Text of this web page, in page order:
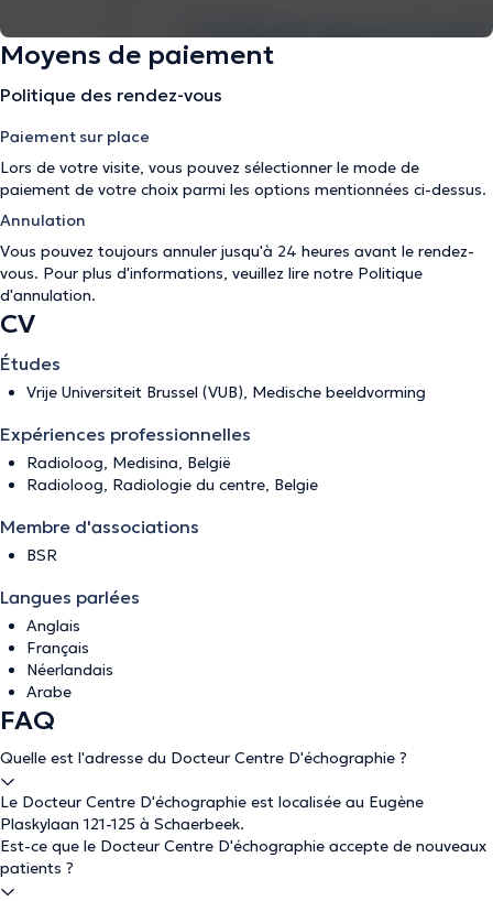
Moyens de paiement
Politique des rendez-vous
Paiement sur place
Lors de votre visite, vous pouvez sélectionner le mode de
paiement de votre choix parmi les options mentionnées ci-dessus.
Annulation
Vous pouvez toujours annuler jusqu'à 24 heures avant le rendez-
vous. Pour plus d'informations, veuillez lire notre Politique
d'annulation.
CV
Études
Vrije Universiteit Brussel (VUB), Medische beeldvorming
Expériences professionnelles
Radioloog, Medisina, België
Radioloog, Radiologie du centre, Belgie
Membre d'associations
BSR
Langues parlées
Anglais
Français
Néerlandais
Arabe
FAQ
Quelle est l'adresse du Docteur Centre D'échographie ?
Le Docteur Centre D'échographie est localisée au Eugène
Plaskylaan 121-125 à Schaerbeek.
Est-ce que le Docteur Centre D'échographie accepte de nouveaux
patients ?